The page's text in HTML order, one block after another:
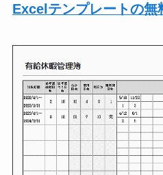
Excelテンプレートの無